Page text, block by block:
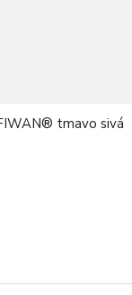
tmavo sivá